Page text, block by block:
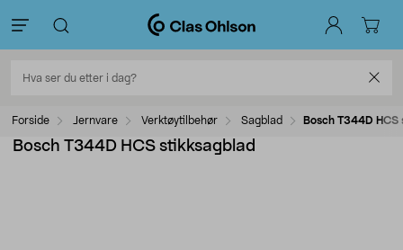
Forside Jernvare Verktøytilbehør Sagblad Bosch T344D
Bosch T344D HCS stikksagblad